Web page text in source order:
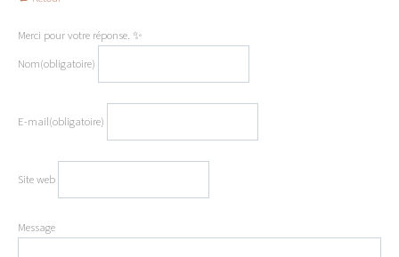
Merci pour votre réponse. ✨
Nom(obligatoire)
E-mail(obligatoire)
Site web
Message